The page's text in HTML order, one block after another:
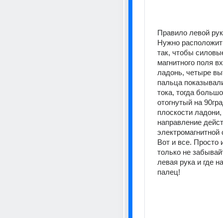
Правило левой
Нужно
так, чтобы
магнитного поля
ладонь, четыре
пальца
тока, тогда
отогнутый на
плоскости
направление
Вот и все. Просто
только не
левая рука и где
палец!